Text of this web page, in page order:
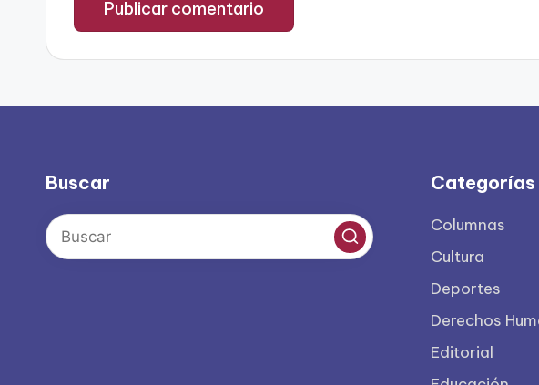
Buscar Categorías
Columnas
Cultura
Deportes
Derechos
Editorial